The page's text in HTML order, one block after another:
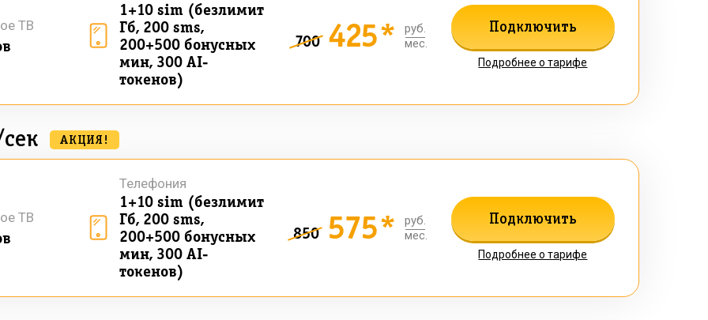
ТВ
1+10 sim (безлимит
Гб, 200 sms,
200+500 бонусных
мин, 300 AI-
токенов)
700 425*
руб.
мес.
Подключить
Подробнее о тарифе
АКЦИЯ!
ТВ
1+10 sim (безлимит
Гб, 200 sms,
200+500 бонусных
мин, 300 AI-
токенов)
Телефония
850 575*
руб.
мес.
Подключить
Подробнее о тарифе